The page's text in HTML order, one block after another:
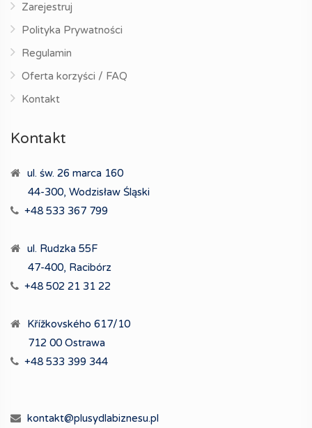
Zarejestruj
Polityka Prywatności
Regulamin
Oferta korzyści / FAQ
Kontakt
Kontakt
ul. św. 26 marca 160
44-300, Wodzisław Śląski
+48 533 367 799
ul. Rudzka 55F
47-400, Racibórz
+48 502 21 31 22
Křížkovského 617/10
712 00 Ostrawa
+48 533 399 344
kontakt@plusydlabiznesu.pl